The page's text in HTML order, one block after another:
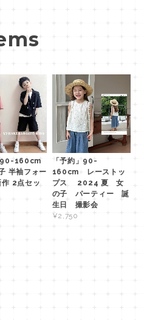
90-160cm
半袖フォー
作 2点セッ
「予約」90-
160cm レーストッ
プス 2024 夏 女
の子 パーティー 誕
生日 撮影会
¥2,750